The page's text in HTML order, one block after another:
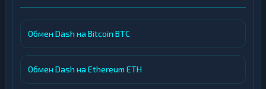
Обмен Dash на Bitcoin BTC
Обмен Dash на Ethereum ETH